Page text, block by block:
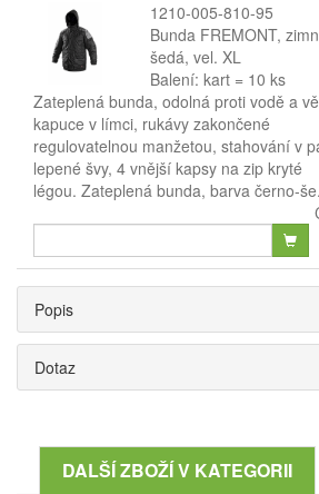
1210-005-810-95
Bunda FREMONT,
šedá, vel. XL
Balení: kart = 10 ks
Zateplená bunda, odolná proti vodě a
kapuce v límci, rukávy zakončené
regulovatelnou manžetou, stahování v
lepené švy, 4 vnější kapsy na zip kryté
légou. Zateplená bunda, barva černo-
Popis
Dotaz
DALŠÍ ZBOŽÍ V KATEGORII